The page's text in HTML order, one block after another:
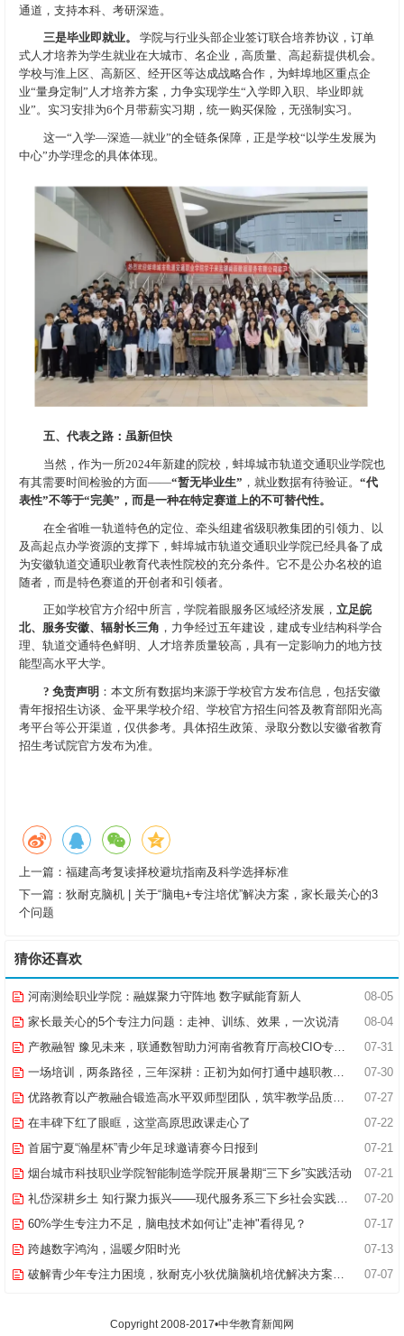
通道，支持本科、考研深造。
三是毕业即就业。
学院与行业头部企业签订联合培养协议，订单
式人才培养为学生就业在大城市、名企业，高质量、高起薪提供机会。
学校与淮上区、高新区、经开区等达成战略合作，为蚌埠地区重点企
业“量身定制”人才培养方案，力争实现学生“入学即入职、毕业即就
业”。实习安排为6个月带薪实习期，统一购买保险，无强制实习。
这一“入学—深造—就业”的全链条保障，正是学校“以学生发展为
中心”办学理念的具体体现。
五、代表之路：虽新但快
当然，作为一所2024年新建的院校，蚌埠城市轨道交通职业学院也
有其需要时间检验的方面——“暂无毕业生” ，就业数据有待验证。 “代
表性”不等于“完美”，而是一种在特定赛道上的不可替代性。
在全省唯一轨道特色的定位、牵头组建省级职教集团的引领力、以
及高起点办学资源的支撑下，蚌埠城市轨道交通职业学院已经具备了成
为安徽轨道交通职业教育代表性院校的充分条件。它不是公办名校的追
随者，而是特色赛道的开创者和引领者。
正如学校官方介绍中所言，学院着眼服务区域经济发展， 立足皖
北、服务安徽、辐射长三角 ，力争经过五年建设，建成专业结构科学合
理、轨道交通特色鲜明、人才培养质量较高，具有一定影响力的地方技
能型高水平大学。
? 免责声明 ：本文所有数据均来源于学校官方发布信息，包括安徽
青年报招生访谈、金平果学校介绍、学校官方招生问答及教育部阳光高
考平台等公开渠道，仅供参考。具体招生政策、录取分数以安徽省教育
招生考试院官方发布为准。
上一篇： 福建高考复读择校避坑指南及科学选择标准
下一篇： 狄耐克脑机 | 关于“脑电+专注培优”解决方案，家长最关心的3
个问题
猜你还喜欢
08-05
河南测绘职业学院：融媒聚力守阵地 数字赋能育新人
08-04
家长最关心的5个专注力问题：走神、训练、效果，一次说清
07-31
产教融智 豫见未来，联通数智助力河南省教育厅高校CIO专题研究班共探AI赋能高等教育新路径
07-30
一场培训，两条路径，三年深耕：正初为如何打通中越职教合作的“最后一公里”
07-27
优路教育以产教融合锻造高水平双师型团队，筑牢教学品质基石
07-22
在丰碑下红了眼眶，这堂高原思政课走心了
07-21
首届宁夏“瀚星杯”青少年足球邀请赛今日报到
07-21
烟台城市科技职业学院智能制造学院开展暑期“三下乡”实践活动
07-20
礼岱深耕乡土 知行聚力振兴——现代服务系三下乡社会实践综述
07-17
60%学生专注力不足，脑电技术如何让"走神"看得见？
07-13
跨越数字鸿沟，温暖夕阳时光
07-07
破解青少年专注力困境，狄耐克小狄优脑脑机培优解决方案全新落地
Copyright 2008-2017•中华教育新闻网